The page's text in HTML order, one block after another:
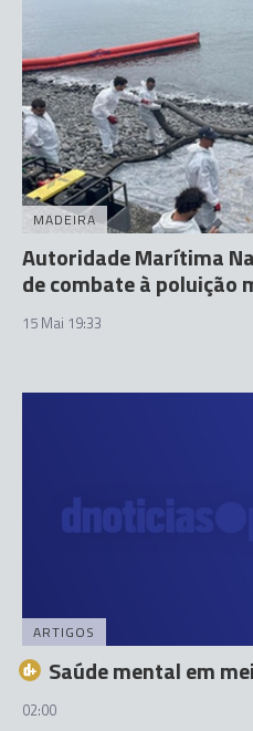
MADEIRA
Autoridade Marítima
de combate à poluição
15 Mai 19:33
ARTIGOS
Saúde mental em
02:00